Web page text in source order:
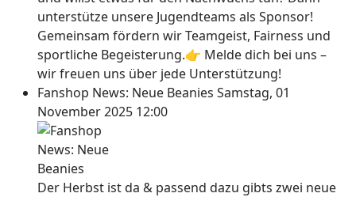
unterstütze unsere Jugendteams als Sponsor!
Gemeinsam fördern wir Teamgeist, Fairness und
sportliche Begeisterung.👉 Melde dich bei uns –
wir freuen uns über jede Unterstützung!
Fanshop News: Neue Beanies Samstag, 01
November 2025 12:00
Der Herbst ist da & passend dazu gibts zwei neue